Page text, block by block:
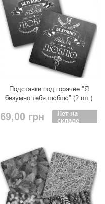
Подставки под горячее "Я
безумно тебя люблю" (2 шт.)
69,00 грн
Нет на
складе